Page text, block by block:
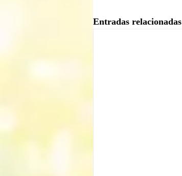
Entradas relacionadas